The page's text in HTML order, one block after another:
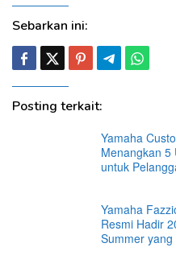
Sebarkan ini:
Posting terkait:
Yamaha
Menangkan 5
untuk
Yamaha
Resmi Hadir
Summer